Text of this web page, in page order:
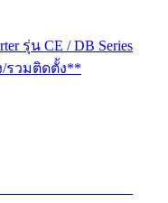
รุ่น CE / DB Series
/รวมติดตั้ง**